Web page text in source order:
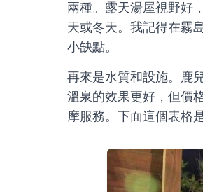
兩種。露天湯屋視野好
天或冬天。我記得在霧
小缺點。
再來是水質和設施。鹿
溫泉的效果更好，但價
摩服務。下面這個表格